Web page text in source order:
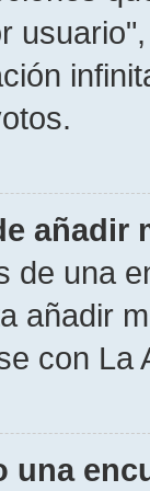
añadir
de una
añadir
con La
una